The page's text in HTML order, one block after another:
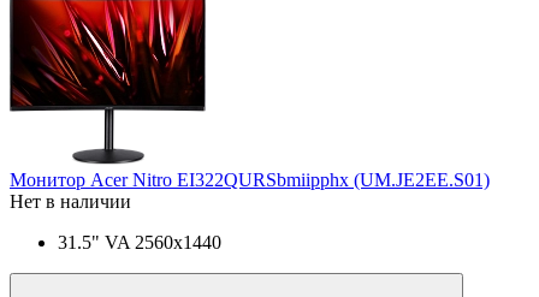
Монитор Acer Nitro EI322QURSbmiipphx (UM.JE2EE.S01)
Нет в наличии
31.5" VA 2560x1440